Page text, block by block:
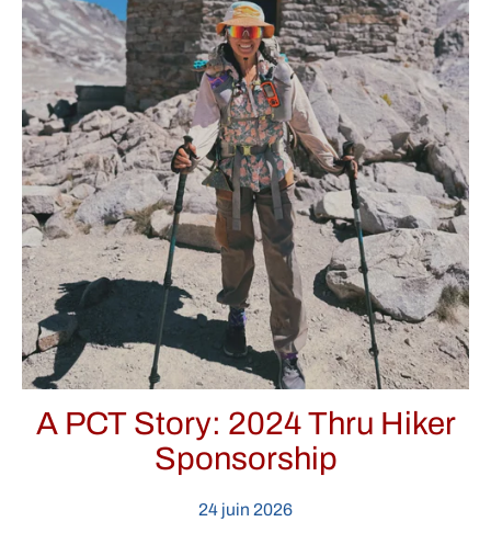
A PCT Story: 2024 Thru Hiker
Sponsorship
24 juin 2026